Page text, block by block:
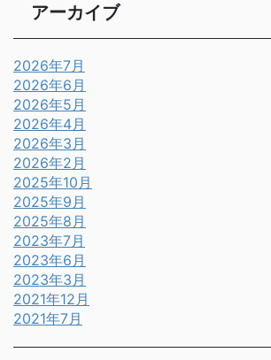
アーカイブ
2026年7月
2026年6月
2026年5月
2026年4月
2026年3月
2026年2月
2025年10月
2025年9月
2025年8月
2023年7月
2023年6月
2023年3月
2021年12月
2021年7月